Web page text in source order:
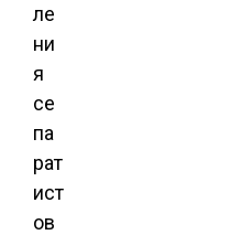
ле
ни
я
се
па
рат
ист
ов